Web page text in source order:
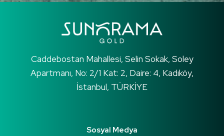
Caddebostan Mahallesi, Selin Sokak, Soley
Apartmanı, No: 2/1 Kat: 2, Daire: 4, Kadıköy,
İstanbul, TÜRKİYE
Sosyal Medya